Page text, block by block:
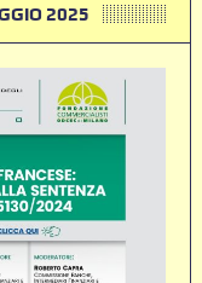
2025